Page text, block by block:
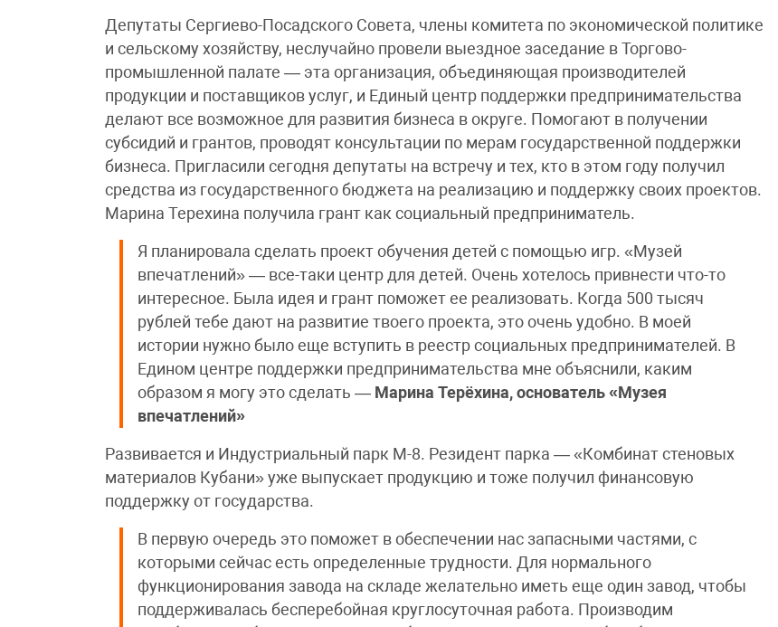
Депутаты Сергиево-Посадского Совета, члены комитета по экономической политике
и сельскому хозяйству, неслучайно провели выездное заседание в Торгово-
промышленной палате — эта организация, объединяющая производителей
продукции и поставщиков услуг, и Единый центр поддержки предпринимательства
делают все возможное для развития бизнеса в округе. Помогают в получении
субсидий и грантов, проводят консультации по мерам государственной поддержки
бизнеса. Пригласили сегодня депутаты на встречу и тех, кто в этом году получил
средства из государственного бюджета на реализацию и поддержку своих проектов.
Марина Терехина получила грант как социальный предприниматель.
Я планировала сделать проект обучения детей с помощью игр. «Музей
впечатлений» — все-таки центр для детей. Очень хотелось привнести что-то
интересное. Была идея и грант поможет ее реализовать. Когда 500 тысяч
рублей тебе дают на развитие твоего проекта, это очень удобно. В моей
истории нужно было еще вступить в реестр социальных предпринимателей. В
Едином центре поддержки предпринимательства мне объяснили, каким
образом я могу это сделать — Марина Терёхина, основатель «Музея
впечатлений»
Развивается и Индустриальный парк М-8. Резидент парка — «Комбинат стеновых
материалов Кубани» уже выпускает продукцию и тоже получил финансовую
поддержку от государства.
В первую очередь это поможет в обеспечении нас запасными частями, с
которыми сейчас есть определенные трудности. Для нормального
функционирования завода на складе желательно иметь еще один завод, чтобы
поддерживалась бесперебойная круглосуточная работа. Производим